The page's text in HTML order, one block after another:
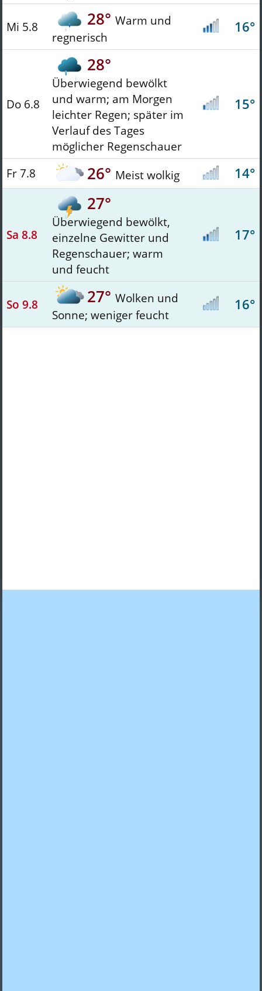
Mi 5.8 28° Warm und
regnerisch
16°
Do 6.8
28°
Überwiegend bewölkt
und warm; am Morgen
leichter Regen; später im
Verlauf des Tages
möglicher Regenschauer
15°
Fr 7.8 26° Meist wolkig 14°
Sa 8.8
27°
Überwiegend bewölkt,
einzelne Gewitter und
Regenschauer; warm
und feucht
17°
So 9.8 27° Wolken und
Sonne; weniger feucht
16°